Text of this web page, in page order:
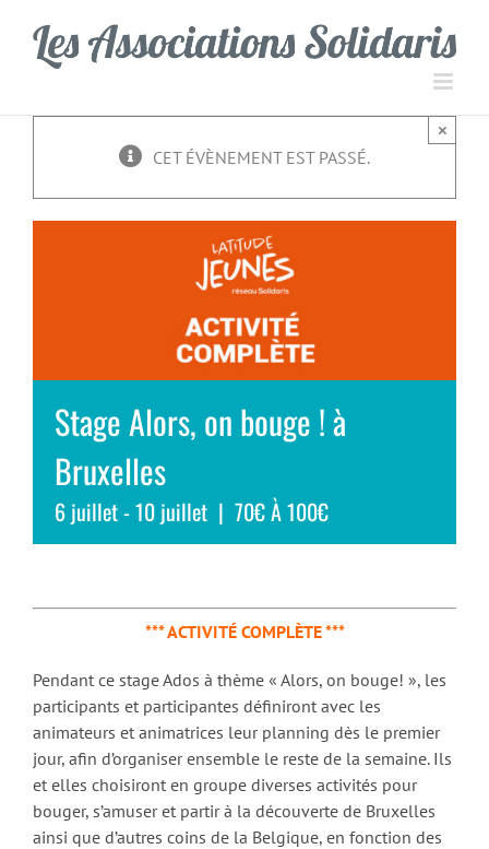
contenu
CET ÉVÈNEMENT EST PASSÉ.
×
Stage Alors, on bouge ! à
Bruxelles
6 juillet-10 juillet | 70€ À 100€
*** ACTIVITÉ COMPLÈTE ***
Pendant ce stage Ados à thème « Alors, on bouge! », les
participants et participantes définiront avec les
animateurs et animatrices leur planning dès le premier
jour, afin d’organiser ensemble le reste de la semaine. Ils
et elles choisiront en groupe diverses activités pour
bouger, s’amuser et partir à la découverte de Bruxelles
ainsi que d’autres coins de la Belgique, en fonction des